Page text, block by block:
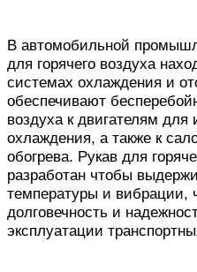
В автомобильной
для горячего воздуха
системах охлаждения и
обеспечивают
воздуха к двигателям
охлаждения, а также к
обогрева. Рукав для
разработан чтобы
температуры и вибрации,
долговечность и
эксплуатации